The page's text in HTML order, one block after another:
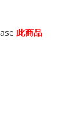
此商品